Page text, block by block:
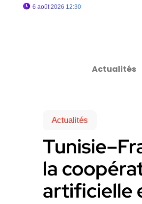
6 août 2026 12:30
Actualités
Actualités
la
artificielle